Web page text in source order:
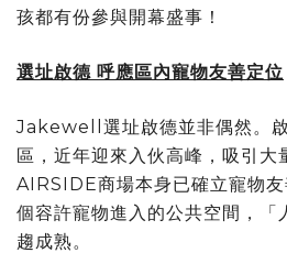
孩都有份參與開幕盛事！
選址啟德 呼應區內寵物友善定位
Jakewell選址啟德並非偶然。
區，近年迎來入伙高峰，吸引大
AIRSIDE商場本身已確立寵物
個容許寵物進入的公共空間，「
趨成熟。